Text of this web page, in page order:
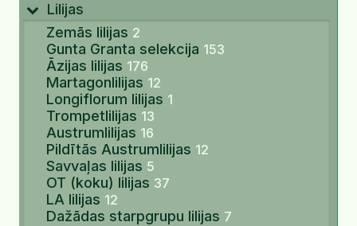
Lilijas
Zemās lilijas 2
Gunta Granta selekcija 153
Āzijas lilijas 176
Martagonlilijas 12
Longiflorum lilijas 1
Trompetlilijas 13
Austrumlilijas 16
Pildītās Austrumlilijas 12
Savvaļas lilijas 5
OT (koku) lilijas 37
LA lilijas 12
Dažādas starpgrupu lilijas 7